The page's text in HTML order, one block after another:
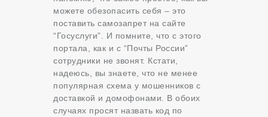
можете обезопасить себя – это
поставить самозапрет на сайте
“Госуслуги”. И помните, что с этого
портала, как и с “Почты России”
сотрудники не звонят. Кстати,
надеюсь, вы знаете, что не менее
популярная схема у мошенников с
доставкой и домофонами. В обоих
случаях просят назвать код по